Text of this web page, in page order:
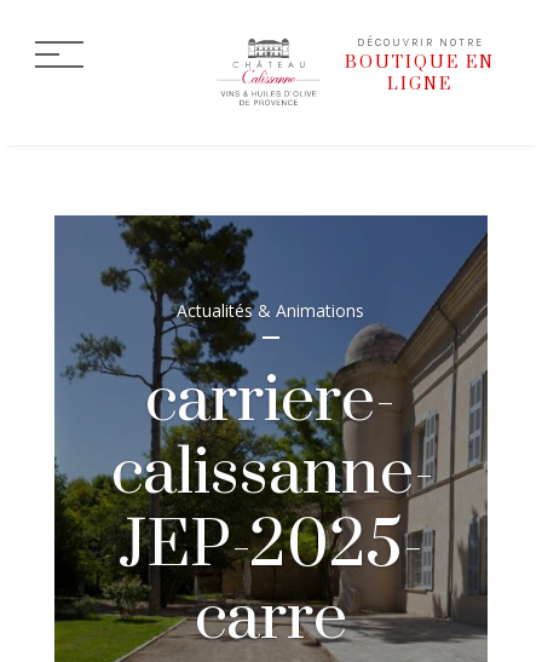
DÉCOUVRIR NOTRE
BOUTIQUE EN
LIGNE
Actualités & Animations
carriere-
calissanne-
JEP-2025-
carre